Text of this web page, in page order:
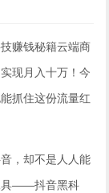
赚钱秘籍云端商
现月入十万！今
抓住这份流量红
，却不是人人能
具——抖音黑科